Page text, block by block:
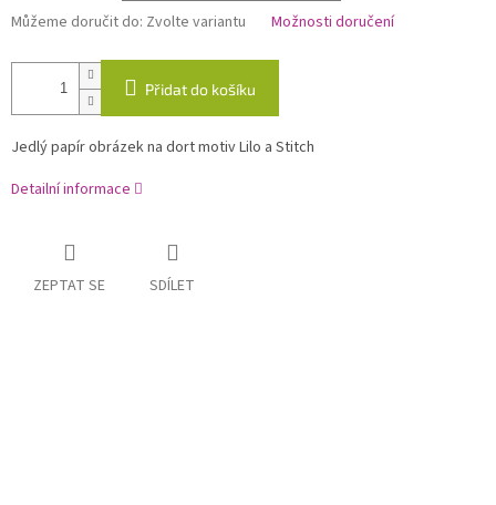
Můžeme doručit do: Zvolte variantu Možnosti doručení
Přidat do košíku
Jedlý papír obrázek na dort motiv Lilo a Stitch
Detailní informace
ZEPTAT SE SDÍLET